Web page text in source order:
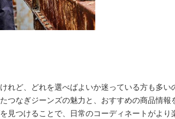
れど、どれを選べばよいか迷っている方も多い
つなぎジーンズの魅力と、おすすめの商品情報
見つけることで、日常のコーディネートがより